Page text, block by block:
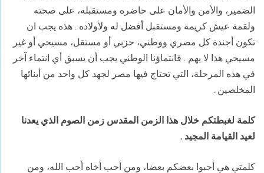
الضمير، والأمن والأمان على حاضره ومستقبله، على صحته
ولقمة عيش كريمة ومستقبل أفضل له ولأولاده . هذه يجب ان
تكون أجندة كل مصري ووطني، حزبي أو مستقل، مسيحي أو غير
مسيحي هذا لا يهم . فانتماؤنا الوطني يجب أن يسبق أي انتماء آخر
في هذه المرحلة، التي تحتاج فيها مصر لجهد كل واحد من أبنائها
المخلصين .
كلمة لغبطتكم خلال هذا الزمن المقدس زمن الصوم الذي يعدنا
لعيد القيامة المجيد .
كلمتي هي أحبوا بعضكم بعضا، ومن أحب أخاه أحب الله، ومن